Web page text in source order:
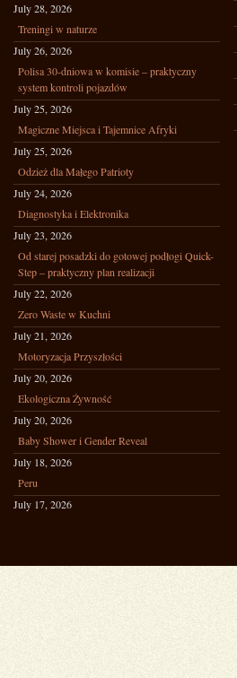
July 28, 2026
Treningi w naturze
July 26, 2026
Polisa 30-dniowa w komisie – praktyczny
system kontroli pojazdów
July 25, 2026
Magiczne Miejsca i Tajemnice Afryki
July 25, 2026
Odzież dla Małego Patrioty
July 24, 2026
Diagnostyka i Elektronika
July 23, 2026
Od starej posadzki do gotowej podłogi Quick-
Step – praktyczny plan realizacji
July 22, 2026
Zero Waste w Kuchni
July 21, 2026
Motoryzacja Przyszłości
July 20, 2026
Ekologiczna Żywność
July 20, 2026
Baby Shower i Gender Reveal
July 18, 2026
Peru
July 17, 2026